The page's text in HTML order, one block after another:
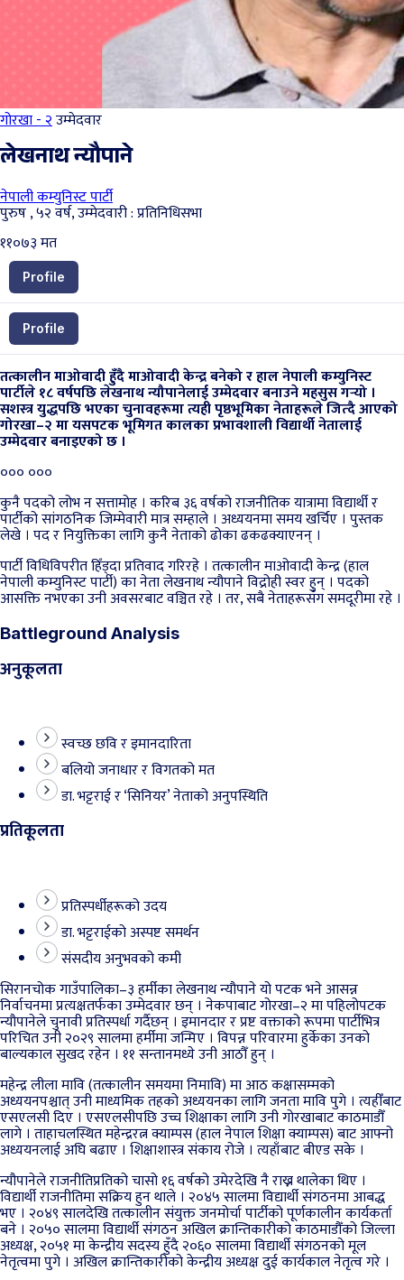
गोरखा - २उम्मेदवार
लेखनाथ न्यौपाने
नेपाली कम्युनिस्ट पार्टी
पुरुष , ५२ वर्ष, उम्मेदवारी : प्रतिनिधिसभा
११०७३मत
Profile
Profile
तत्कालीन माओवादी हुँदै माओवादी केन्द्र बनेको र हाल नेपाली कम्युनिस्ट
पार्टीले १८ वर्षपछि लेखनाथ न्यौपानेलाई उम्मेदवार बनाउने महसुस गर्‍यो ।
सशस्त्र युद्धपछि भएका चुनावहरूमा त्यही पृष्ठभूमिका नेताहरूले जित्दै आएको
गोरखा–२ मा यसपटक भूमिगत कालका प्रभावशाली विद्यार्थी नेतालाई
उम्मेदवार बनाइएको छ ।
००० ०००
कुनै पदको लोभ न सत्तामोह । करिब ३६ वर्षको राजनीतिक यात्रामा विद्यार्थी र
पार्टीको सांगठनिक जिम्मेवारी मात्र सम्हाले । अध्ययनमा समय खर्चिए । पुस्तक
लेखे । पद र नियुक्तिका लागि कुनै नेताको ढोका ढकढक्याएनन् ।
पार्टी विधिविपरीत हिँड्दा प्रतिवाद गरिरहे । तत्कालीन माओवादी केन्द्र (हाल
नेपाली कम्युनिस्ट पार्टी) का नेता लेखनाथ न्यौपाने विद्रोही स्वर हुन् । पदको
आसक्ति नभएका उनी अवसरबाट वञ्चित रहे । तर, सबै नेताहरूसँग समदूरीमा रहे ।
Battleground Analysis
अनुकूलता
स्वच्छ छवि र इमानदारिता
बलियो जनाधार र विगतको मत
डा. भट्टराई र ‘सिनियर’ नेताको अनुपस्थिति
प्रतिकूलता
प्रतिस्पर्धीहरूको उदय
डा. भट्टराईको अस्पष्ट समर्थन
संसदीय अनुभवको कमी
सिरानचोक गाउँपालिका–३ हर्मीका लेखनाथ न्यौपाने यो पटक भने आसन्न
निर्वाचनमा प्रत्यक्षतर्फका उम्मेदवार छन् । नेकपाबाट गोरखा–२ मा पहिलोपटक
न्यौपानेले चुनावी प्रतिस्पर्धा गर्दैछन् । इमानदार र प्रष्ट वक्ताको रूपमा पार्टीभित्र
परिचित उनी २०२९ सालमा हर्मीमा जन्मिए । विपन्न परिवारमा हुर्केका उनको
बाल्यकाल सुखद रहेन । ११ सन्तानमध्ये उनी आठौँ हुन् ।
महेन्द्र लीला मावि (तत्कालीन समयमा निमावि) मा आठ कक्षासम्मको
अध्ययनपश्चात् उनी माध्यमिक तहको अध्ययनका लागि जनता मावि पुगे । त्यहीँबाट
एसएलसी दिए । एसएलसीपछि उच्च शिक्षाका लागि उनी गोरखाबाट काठमाडौँ
लागे । ताहाचलस्थित महेन्द्ररत्न क्याम्पस (हाल नेपाल शिक्षा क्याम्पस) बाट आफ्नो
अध्ययनलाई अघि बढाए । शिक्षाशास्त्र संकाय रोजे । त्यहाँबाट बीएड सके ।
न्यौपानेले राजनीतिप्रतिको चासो १६ वर्षको उमेरदेखि नै राख्न थालेका थिए ।
विद्यार्थी राजनीतिमा सक्रिय हुन थाले । २०४५ सालमा विद्यार्थी संगठनमा आबद्ध
भए । २०४९ सालदेखि तत्कालीन संयुक्त जनमोर्चा पार्टीको पूर्णकालीन कार्यकर्ता
बने । २०५० सालमा विद्यार्थी संगठन अखिल क्रान्तिकारीको काठमाडौँको जिल्ला
अध्यक्ष, २०५१ मा केन्द्रीय सदस्य हुँदै २०६० सालमा विद्यार्थी संगठनको मूल
नेतृत्वमा पुगे । अखिल क्रान्तिकारीको केन्द्रीय अध्यक्ष दुई कार्यकाल नेतृत्व गरे ।